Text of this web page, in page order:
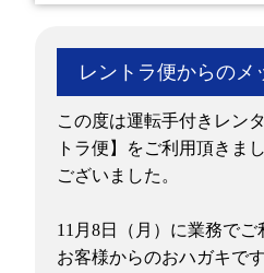
レントラ便からのメ
この度は運転手付きレン
トラ便】をご利用頂きま
ございました。
11月8日（月）に業務で
お客様からのおハガキです